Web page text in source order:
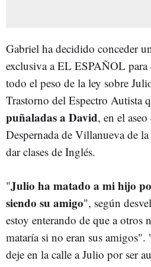
Gabriel ha decidido conceder
exclusiva a EL ESPAÑOL para
todo el peso de la ley sobre
Trastorno del Espectro Autista
puñaladas a David, en el
Despernada de Villanueva de la
dar clases de Inglés.
"Julio ha matado a mi hijo
siendo su amigo", según
estoy enterando de que a otros
mataría si no eran sus
deje en la calle a Julio por ser